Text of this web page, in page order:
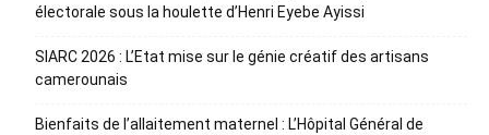
électorale sous la houlette d’Henri Eyebe Ayissi
SIARC 2026 : L’Etat mise sur le génie créatif des artisans
camerounais
Bienfaits de l’allaitement maternel : L’Hôpital Général de